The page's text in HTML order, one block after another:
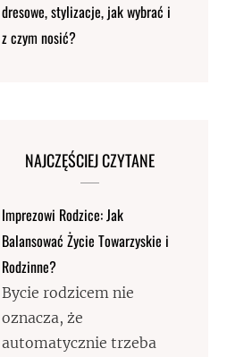
dresowe, stylizacje, jak wybrać i
z czym nosić?
NAJCZĘŚCIEJ CZYTANE
Imprezowi Rodzice: Jak
Balansować Życie Towarzyskie i
Rodzinne?
Bycie rodzicem nie
oznacza, że
automatycznie trzeba